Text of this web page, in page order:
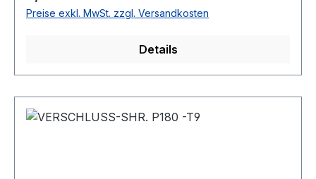
Preise exkl. MwSt. zzgl. Versandkosten
Details